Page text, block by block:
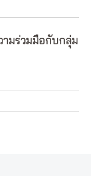
ามร่วมมือกับกลุ่ม